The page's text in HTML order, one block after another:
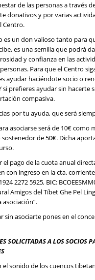
de las personas a través
donativos y por varias
Centro.
es un don valioso tanto para
es una semilla que podrá
y confianza en las
Para que el Centro
ayudar haciéndote socio o
si prefieres ayudar sin hacerte
compasiva.
por tu ayuda, que será
asociarse será de 10€ como
sostenedor de 50€. Dicha
el pago de la cuota anual
con ingreso en la cta.
2272 5925, BIC:
Amigos del Tíbet Ghe Pel
sin asociarte pones en el
SOLICITADAS A LOS SOCIOS
el sonido de los cuencos